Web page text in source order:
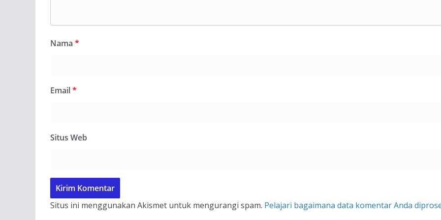
Nama *
Email*
Situs Web
Situs ini menggunakan Akismet untuk mengurangi spam. Pelajari bagaimana data komentar Anda